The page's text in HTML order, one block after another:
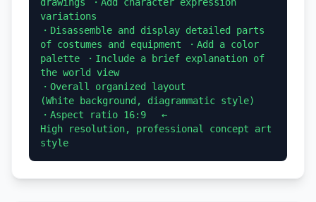
variations
・Disassemble and display detailed parts
of costumes and equipment ・Add a color
palette ・Include a brief explanation of
the world view
・Overall organized layout
(White background, diagrammatic style)
・Aspect ratio 16:9 　←
High resolution, professional concept art